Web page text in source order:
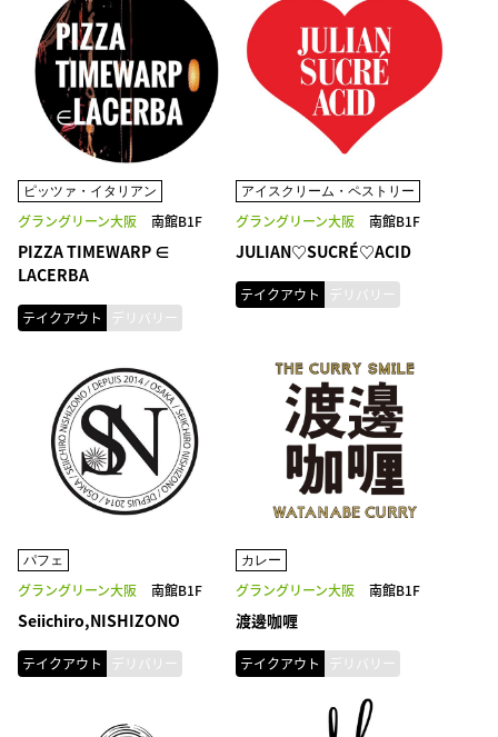
ピッツァ・イタリアン
グラングリーン大阪 南館B1F
PIZZA TIMEWARP ∈
LACERBA
テイクアウト デリバリー
アイスクリーム・ペストリー
グラングリーン大阪 南館B1F
JULIAN♡SUCRÉ♡ACID
テイクアウト デリバリー
パフェ
グラングリーン大阪 南館B1F
Seiichiro,NISHIZONO
テイクアウト デリバリー
カレー
グラングリーン大阪 南館B1F
渡邊咖喱
テイクアウト デリバリー